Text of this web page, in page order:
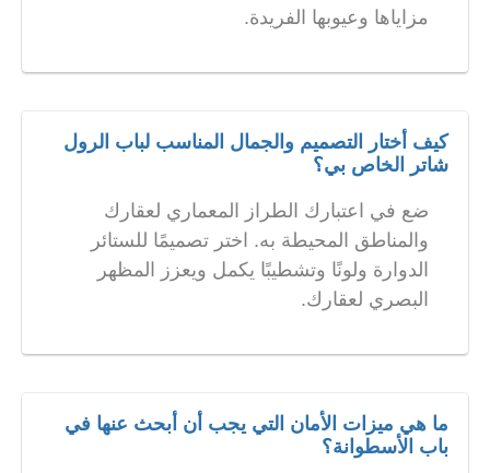
مزاياها وعيوبها الفريدة.
كيف أختار التصميم والجمال المناسب لباب الرول
شاتر الخاص بي؟
ضع في اعتبارك الطراز المعماري لعقارك
والمناطق المحيطة به. اختر تصميمًا للستائر
الدوارة ولونًا وتشطيبًا يكمل ويعزز المظهر
البصري لعقارك.
ما هي ميزات الأمان التي يجب أن أبحث عنها في
باب الأسطوانة؟